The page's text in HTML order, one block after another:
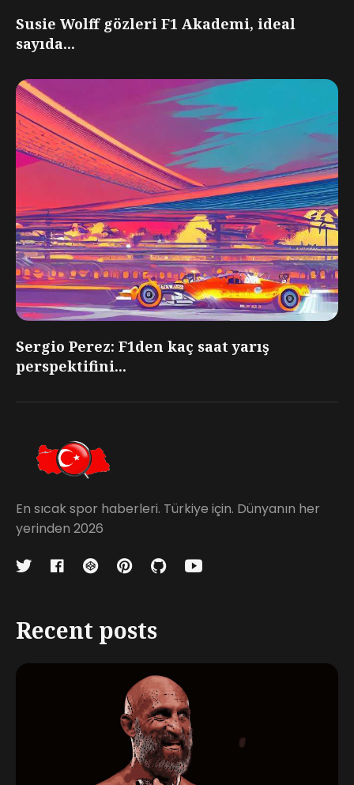
Susie Wolff gözleri F1 Akademi, ideal
sayıda...
Sergio Perez: F1den kaç saat yarış
perspektifini...
En sıcak spor haberleri. Türkiye için. Dünyanın her
yerinden 2026
Recent posts